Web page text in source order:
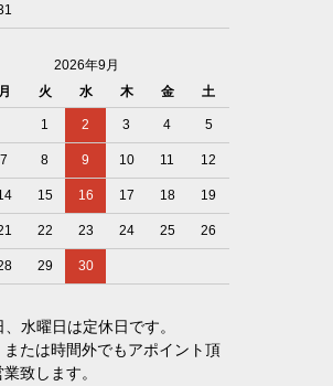
2026年9月
月 火 水 木 金 土
1 2 3 4 5
7 8 9 10 11 12
15 16 17 18 19
22 23 24 25 26
29 30
、水曜日は定休日です。
または時間外でもアポイント頂
致します。